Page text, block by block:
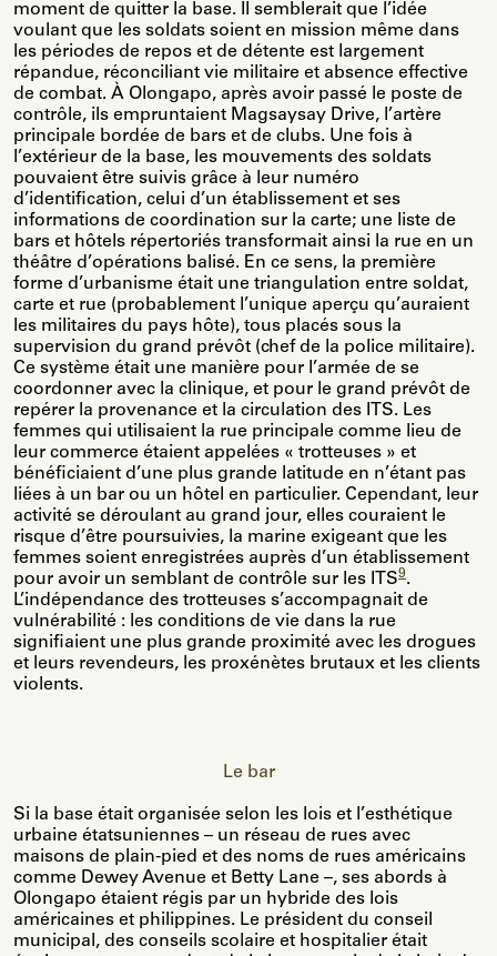
moment de quitter la base. Il semblerait que l’idée
voulant que les soldats soient en mission même dans
les périodes de repos et de détente est largement
répandue, réconciliant vie militaire et absence effective
de combat. À Olongapo, après avoir passé le poste de
contrôle, ils empruntaient Magsaysay Drive, l’artère
principale bordée de bars et de clubs. Une fois à
l’extérieur de la base, les mouvements des soldats
pouvaient être suivis grâce à leur numéro
d’identification, celui d’un établissement et ses
informations de coordination sur la carte; une liste de
bars et hôtels répertoriés transformait ainsi la rue en un
théâtre d’opérations balisé. En ce sens, la première
forme d’urbanisme était une triangulation entre soldat,
carte et rue (probablement l’unique aperçu qu’auraient
les militaires du pays hôte), tous placés sous la
supervision du grand prévôt (chef de la police militaire).
Ce système était une manière pour l’armée de se
coordonner avec la clinique, et pour le grand prévôt de
repérer la provenance et la circulation des ITS. Les
femmes qui utilisaient la rue principale comme lieu de
leur commerce étaient appelées « trotteuses » et
bénéficiaient d’une plus grande latitude en n’étant pas
liées à un bar ou un hôtel en particulier. Cependant, leur
activité se déroulant au grand jour, elles couraient le
risque d’être poursuivies, la marine exigeant que les
femmes soient enregistrées auprès d’un établissement
pour avoir un semblant de contrôle sur les ITS9.
L’indépendance des trotteuses s’accompagnait de
vulnérabilité : les conditions de vie dans la rue
signifiaient une plus grande proximité avec les drogues
et leurs revendeurs, les proxénètes brutaux et les clients
violents.
Le bar
Si la base était organisée selon les lois et l’esthétique
urbaine étatsuniennes – un réseau de rues avec
maisons de plain-pied et des noms de rues américains
comme Dewey Avenue et Betty Lane –, ses abords à
Olongapo étaient régis par un hybride des lois
américaines et philippines. Le président du conseil
municipal, des conseils scolaire et hospitalier était